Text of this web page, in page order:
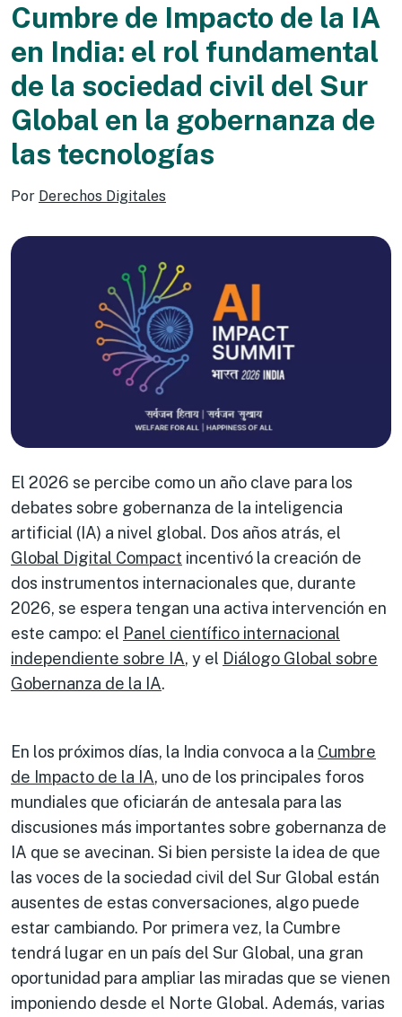
Cumbre de Impacto de la IA
en India: el rol fundamental
de la sociedad civil del Sur
Global en la gobernanza de
las tecnologías
Por Derechos Digitales
El 2026 se percibe como un año clave para los
debates sobre gobernanza de la inteligencia
artificial (IA) a nivel global. Dos años atrás, el
Global Digital Compact incentivó la creación de
dos instrumentos internacionales que, durante
2026, se espera tengan una activa intervención en
este campo: el Panel científico internacional
independiente sobre IA, y el Diálogo Global sobre
Gobernanza de la IA.
En los próximos días, la India convoca a la Cumbre
de Impacto de la IA, uno de los principales foros
mundiales que oficiarán de antesala para las
discusiones más importantes sobre gobernanza de
IA que se avecinan. Si bien persiste la idea de que
las voces de la sociedad civil del Sur Global están
ausentes de estas conversaciones, algo puede
estar cambiando. Por primera vez, la Cumbre
tendrá lugar en un país del Sur Global, una gran
oportunidad para ampliar las miradas que se vienen
imponiendo desde el Norte Global. Además, varias